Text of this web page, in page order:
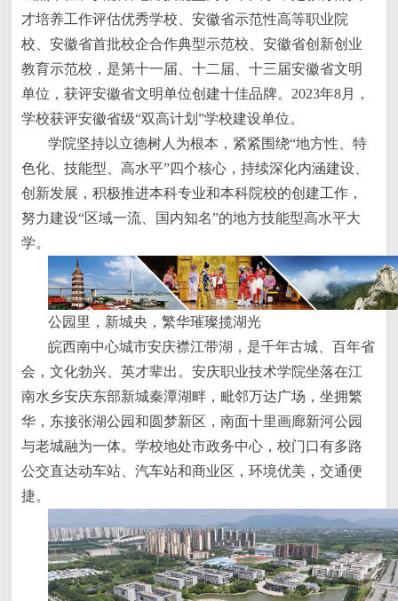
才培养工作评估优秀学校、安徽省示范性高等职业院
校、安徽省首批校企合作典型示范校、安徽省创新创业
教育示范校，是第十一届、十二届、十三届安徽省文明
单位，获评安徽省文明单位创建十佳品牌。2023年8月，
学校获评安徽省级“双高计划”学校建设单位。
学院坚持以立德树人为根本，紧紧围绕“地方性、特
色化、技能型、高水平”四个核心，持续深化内涵建设、
创新发展，积极推进本科专业和本科院校的创建工作，
努力建设“区域一流、国内知名”的地方技能型高水平大
学。
公园里，新城央，繁华璀璨揽湖光
皖西南中心城市安庆襟江带湖，是千年古城、百年省
会，文化勃兴、英才辈出。安庆职业技术学院坐落在江
南水乡安庆东部新城秦潭湖畔，毗邻万达广场，坐拥繁
华，东接张湖公园和圆梦新区，南面十里画廊新河公园
与老城融为一体。学校地处市政务中心，校门口有多路
公交直达动车站、汽车站和商业区，环境优美，交通便
捷。